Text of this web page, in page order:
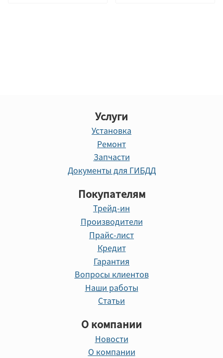
Услуги
Установка
Ремонт
Запчасти
Документы для ГИБДД
Покупателям
Трейд-ин
Производители
Прайс-лист
Кредит
Гарантия
Вопросы клиентов
Наши работы
Статьи
О компании
Новости
О компании